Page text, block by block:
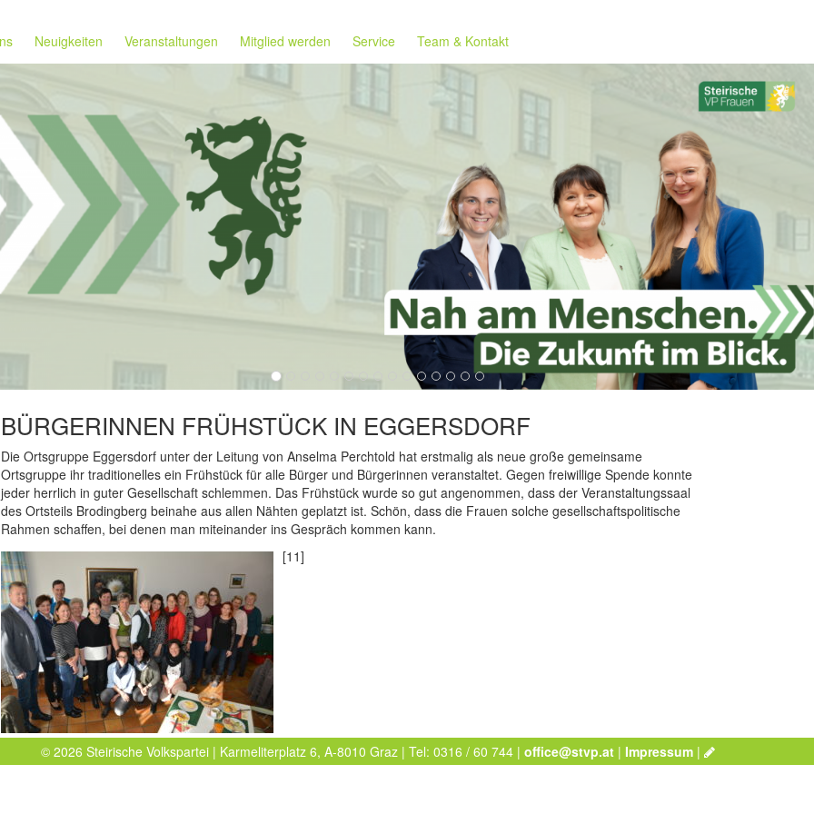
Neuigkeiten Veranstaltungen Mitglied werden Service Team & Kontakt
BÜRGERINNEN FRÜHSTÜCK IN EGGERSDORF
Die Ortsgruppe Eggersdorf unter der Leitung von Anselma Perchtold hat erstmalig als neue große gemeinsame
Ortsgruppe ihr traditionelles ein Frühstück für alle Bürger und Bürgerinnen veranstaltet. Gegen freiwillige Spende konnte
jeder herrlich in guter Gesellschaft schlemmen. Das Frühstück wurde so gut angenommen, dass der Veranstaltungssaal
des Ortsteils Brodingberg beinahe aus allen Nähten geplatzt ist. Schön, dass die Frauen solche gesellschaftspolitische
Rahmen schaffen, bei denen man miteinander ins Gespräch kommen kann.
[11]
© 2026 Steirische Volkspartei | Karmeliterplatz 6, A-8010 Graz | Tel: 0316 / 60 744 |office@stvp.at |Impressum |